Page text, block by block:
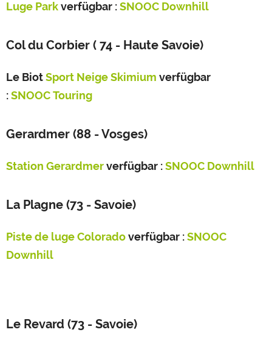
Luge Parkverfügbar :SNOOC Downhill
Col du Corbier ( 74 - Haute Savoie)
Le BiotSport Neige Skimium verfügbar
:SNOOC Touring
Gerardmer (88 - Vosges)
Station Gerardmerverfügbar :SNOOC Downhill
La Plagne (73 - Savoie)
Piste de luge Coloradoverfügbar :SNOOC
Downhill
Le Revard (73 - Savoie)